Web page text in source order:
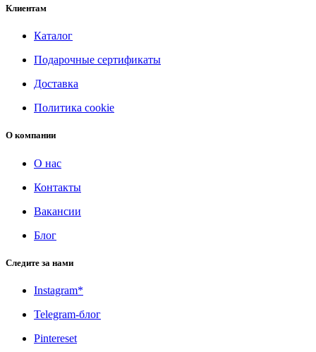
Клиентам
Каталог
Подарочные сертификаты
Доставка
Политика cookie
О компании
О нас
Контакты
Вакансии
Блог
Следите за нами
Instagram*
Telegram-блог
Pintereset